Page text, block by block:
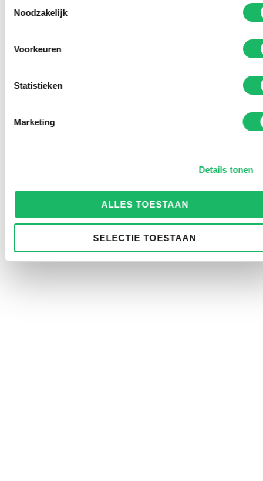
Noodzakelijk
Voorkeuren
Statistieken
Marketing
Details tonen
ALLES TOESTAAN
SELECTIE TOESTAAN